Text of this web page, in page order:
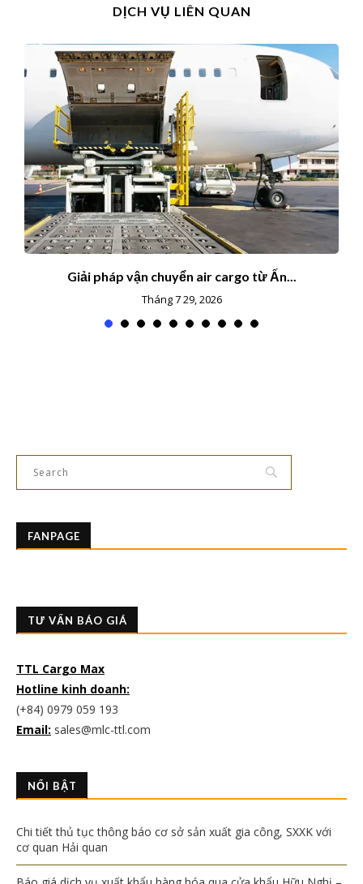
DỊCH VỤ LIÊN QUAN
Giải pháp vận chuyển air cargo từ Ấn...
Tháng 7 29, 2026
FANPAGE
TƯ VẤN BÁO GIÁ
TTL Cargo Max
Hotline kinh doanh:
(+84) 0979 059 193
Email: sales@mlc-ttl.com
NỔI BẬT
Chi tiết thủ tục thông báo cơ sở sản xuất gia công, SXXK với
cơ quan Hải quan